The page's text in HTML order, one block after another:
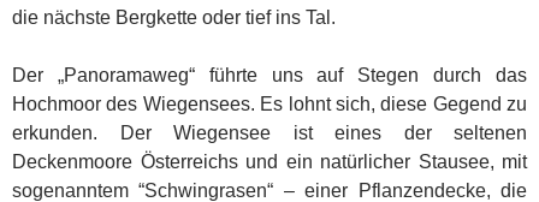
die nächste Bergkette oder tief ins Tal.
Der „Panoramaweg“ führte uns auf Stegen durch das
Hochmoor des Wiegensees. Es lohnt sich, diese Gegend zu
erkunden. Der Wiegensee ist eines der seltenen
Deckenmoore Österreichs und ein natürlicher Stausee, mit
sogenanntem “Schwingrasen“ – einer Pflanzendecke, die